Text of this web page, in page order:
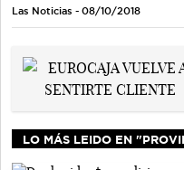
Las Noticias - 08/10/2018
LO MÁS LEIDO EN